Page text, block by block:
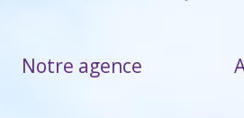
Notre agence